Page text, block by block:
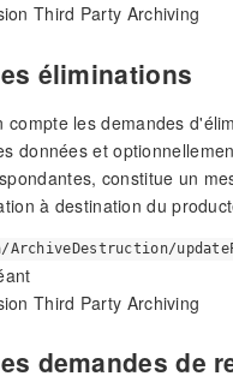
Third Party Archiving
éliminations
compte les demandes
données et
constitue un
à destination du
ArchiveDestruction/
Third Party Archiving
demandes de